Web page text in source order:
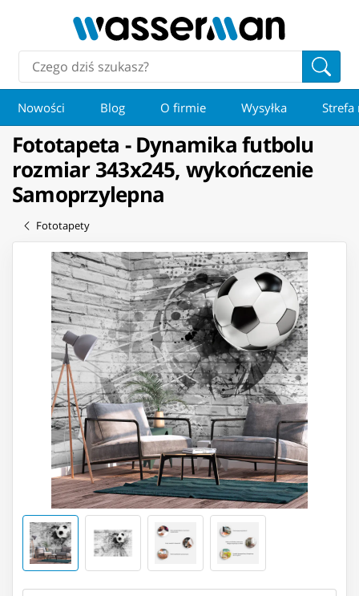
Nowości Blog O firmie Wysyłka Strefa
Fototapeta - Dynamika futbolu
rozmiar 343x245, wykończenie
Samoprzylepna
Fototapety